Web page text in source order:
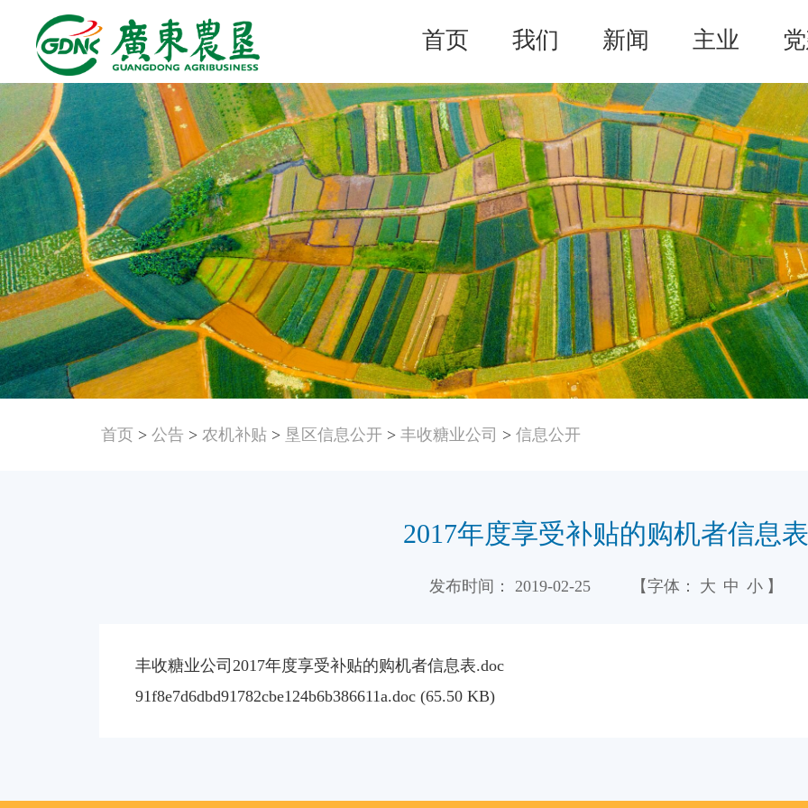
首页 我们 新闻 主业
首页 > 公告 > 农机补贴 > 垦区信息公开 > 丰收糖业公司 > 信息公开
2017年度享受补贴的购机者信息表
发布时间： 2019-02-25 【字体： 大 中 小 】
丰收糖业公司2017年度享受补贴的购机者信息表.doc
91f8e7d6dbd91782cbe124b6b386611a.doc (65.50 KB)